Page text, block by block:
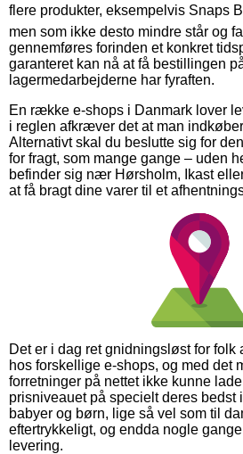
flere produkter, eksempelvis Snaps
men som ikke desto mindre står og
gennemføres forinden et konkret
garanteret kan nå at få bestillingen
lagermedarbejderne har fyraften.
En række e-shops i Danmark lover
i reglen afkræver det at man
Alternativt skal du beslutte sig for
for fragt, som mange gange – uden
befinder sig nær Hørsholm, Ikast
at få bragt dine varer til et
Det er i dag ret gnidningsløst for folk
hos forskellige e-shops, og med det
forretninger på nettet ikke kunne
prisniveauet på specielt deres bedst
babyer og børn, lige så vel som til
eftertrykkeligt, og endda nogle
levering.